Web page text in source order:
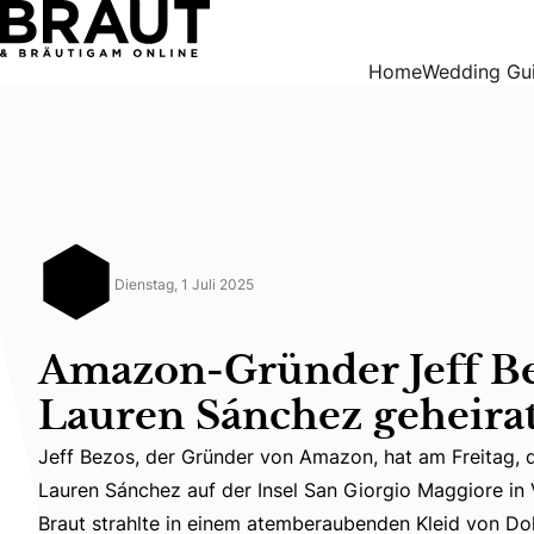
Amazon-Gründer Jeff Bezos hat Lauren Sánchez
HomeWedding
Dienstag, 1 Juli 2025
Amazon-Gründer Jeff
Lauren Sánchez
Jeff Bezos, der Gründer von Amazon, hat am
Jeff Bezos, der Gründer von Amazon, hat am Freitag,
Lauren Sánchez auf der Insel San Giorgio Maggiore
Braut strahlte in einem atemberaubenden Kleid von